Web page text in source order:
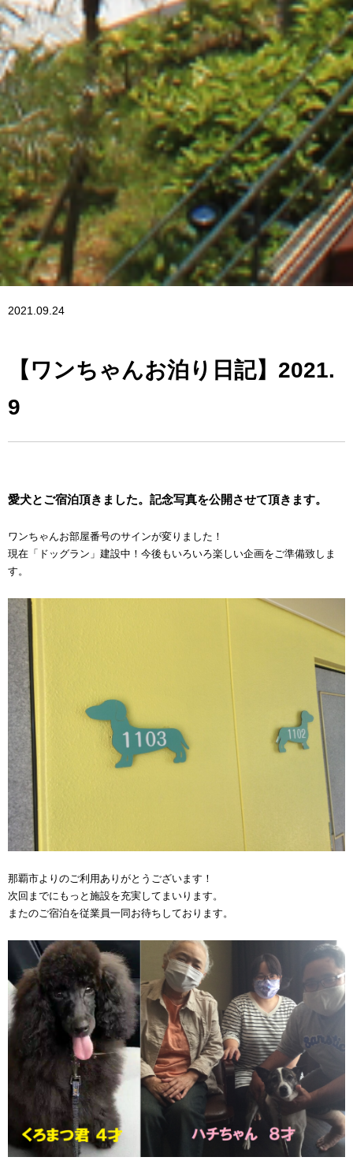
2021.09.24
【ワンちゃんお泊り日記】2021.
9
愛犬とご宿泊頂きました。記念写真を公開させて頂きます。
ワンちゃんお部屋番号のサインが変りました！
現在「ドッグラン」建設中！今後もいろいろ楽しい企画をご準備致しま
す。
那覇市よりのご利用ありがとうございます！
次回までにもっと施設を充実してまいります。
またのご宿泊を従業員一同お待ちしております。